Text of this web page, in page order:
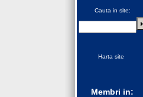
Cauta in site:
Harta site
Membri in: